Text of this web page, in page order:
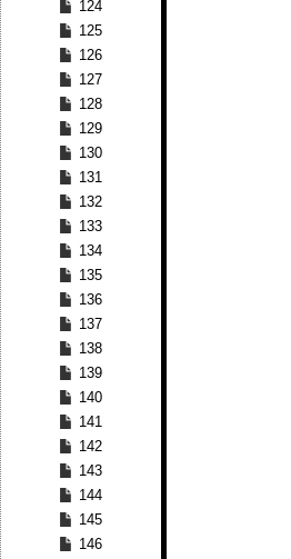
124
125
126
127
128
129
130
131
132
133
134
135
136
137
138
139
140
141
142
143
144
145
146